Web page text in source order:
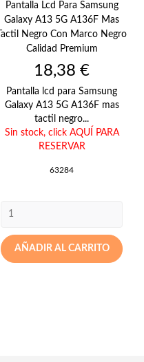
Pantalla Lcd Para Samsung
Galaxy A13 5G A136F Mas
Tactil Negro Con Marco Negro
Calidad Premium
Precio
18,38 €
Pantalla lcd para Samsung
Galaxy A13 5G A136F mas
tactil negro...
Sin stock, click AQUÍ PARA
RESERVAR
63284
AÑADIR AL CARRITO